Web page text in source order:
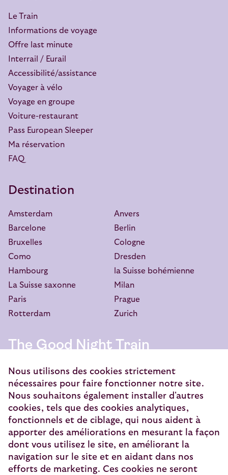
Le Train
Informations de voyage
Offre last minute
Interrail / Eurail
Accessibilité/assistance
Voyager à vélo
Voyage en groupe
Voiture-restaurant
Pass European Sleeper
Ma réservation
FAQ
Destination
Amsterdam
Anvers
Barcelone
Berlin
Bruxelles
Cologne
Como
Dresden
Hambourg
la Suisse bohémienne
La Suisse saxonne
Milan
Paris
Prague
Rotterdam
Zurich
The Good Night Train
European Sleeper Exploitatie B.V.
Vondellaan 144
3521 GH Utrecht
info@europeansleeper.eu
KVK 86040472
Nous utilisons des cookies strictement
nécessaires pour faire fonctionner notre site.
Nous souhaitons également installer d'autres
cookies, tels que des cookies analytiques,
fonctionnels et de ciblage, qui nous aident à
apporter des améliorations en mesurant la façon
dont vous utilisez le site, en améliorant la
navigation sur le site et en aidant dans nos
efforts de marketing. Ces cookies ne seront